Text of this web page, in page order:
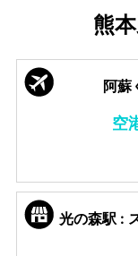
熊
阿蘇
空
光の森駅 :